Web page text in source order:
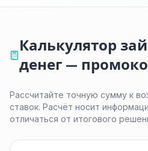
Калькулятор
денег —
Рассчитайте точную сумму к
ставок. Расчёт носит
отличаться от итогового